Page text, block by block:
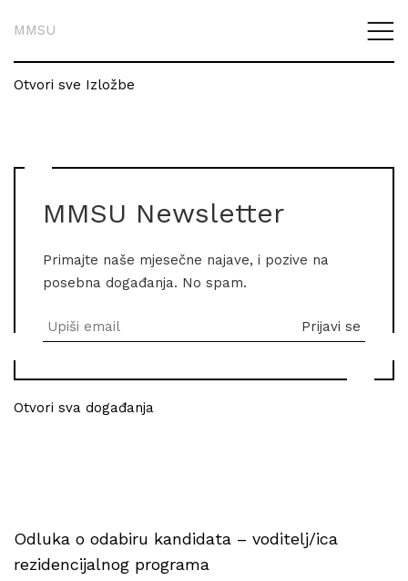
MMSU
Otvori sve Izložbe
MMSU Newsletter
Primajte naše mjesečne najave, i pozive na
posebna događanja. No spam.
Otvori sva događanja
Odluka o odabiru kandidata – voditelj/ica
rezidencijalnog programa